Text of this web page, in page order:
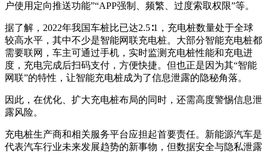
户使用定向推送功能”“APP强制、频繁、过度索取权限”等。
据了解，2022年我国车桩比已达2.5∶1，充电桩数量处于全球
较高水平，其中不少是智能网联充电桩。大部分智能充电桩都
需要联网，车主可通过手机，实时监测充电桩性能和充电进
度，充电完成后扫码支付，方便快捷。但也正是因为其“智能
网联”的特性，让智能充电桩成为了信息泄露的隐秘角落。
因此，在优化、扩大充电桩布局的同时，还需高度警惕信息泄
露风险。
充电桩生产商和相关服务平台应担起首要责任。新能源汽车是
代表汽车行业未来发展趋势的新事物，但数据安全与隐私泄露